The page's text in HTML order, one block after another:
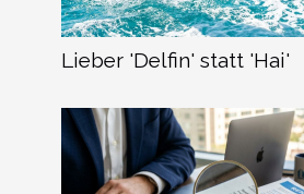
Lieber 'Delfin' statt 'Hai'